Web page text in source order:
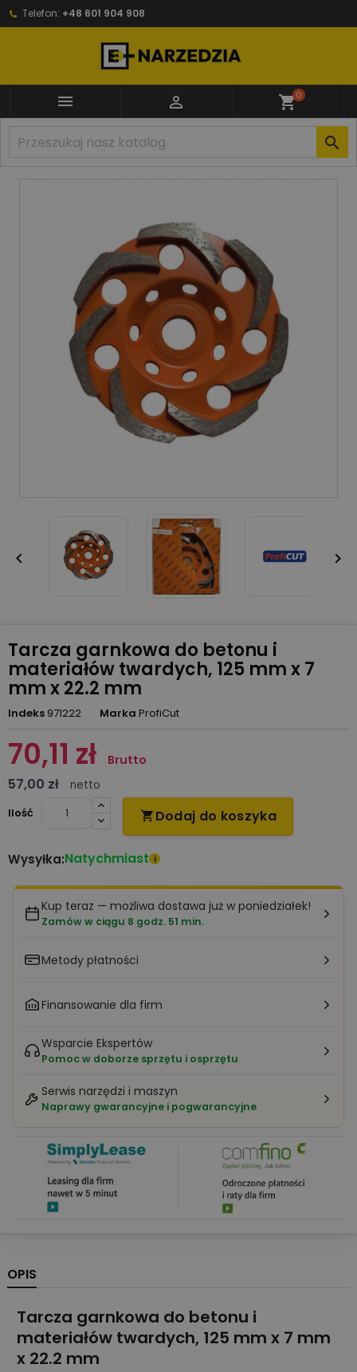
Telefon: +48 601 904 908
  shopping_cart0

 
Tarcza garnkowa do betonu i
materiałów twardych, 125 mm x 7
mm x 22.2 mm
Indeks 971222 Marka ProfiCut
70,11 zł Brutto
57,00 zł
netto
Ilość
 Dodaj do koszyka
Wysyłka:Natychmiast i
Kup teraz — możliwa dostawa już w poniedziałek!
Zamów w ciągu 8 godz. 51 min.
Metody płatności
Finansowanie dla firm
Wsparcie Ekspertów
Pomoc w doborze sprzętu i osprzętu
Serwis narzędzi i maszyn
Naprawy gwarancyjne i pogwarancyjne
OPIS
Tarcza garnkowa do betonu i
materiałów twardych, 125 mm x 7 mm
x 22.2 mm